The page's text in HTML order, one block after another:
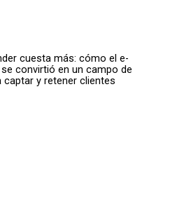
cuesta más: cómo el e-
convirtió en un campo de
captar y retener clientes